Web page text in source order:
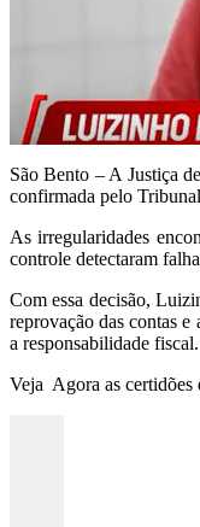
São Bento – A Justiça
confirmada pelo
As irregularidades
controle detectaram
Com essa decisão,
reprovação das contas
a responsabilidade fiscal.
Veja Agora as